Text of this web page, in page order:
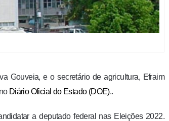
Gouveia, e o secretário de agricultura, Efraim
Diário Oficial do Estado (DOE)..
a deputado federal nas Eleições 2022.